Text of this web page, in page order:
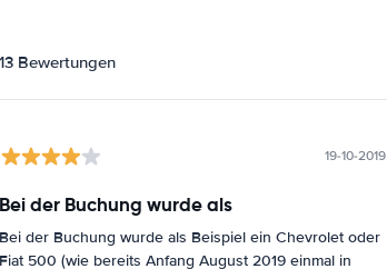
Bewertungen
19-10-2019
Bei der Buchung wurde als
Bei der Buchung wurde als Beispiel ein Chevrolet oder
Fiat 500 (wie bereits Anfang August 2019 einmal in